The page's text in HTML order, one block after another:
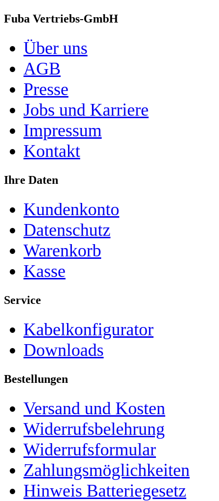
Fuba Vertriebs-GmbH
Über uns
AGB
Presse
Jobs und Karriere
Impressum
Kontakt
Ihre Daten
Kundenkonto
Datenschutz
Warenkorb
Kasse
Service
Kabelkonfigurator
Downloads
Bestellungen
Versand und Kosten
Widerrufsbelehrung
Widerrufsformular
Zahlungsmöglichkeiten
Hinweis Batteriegesetz